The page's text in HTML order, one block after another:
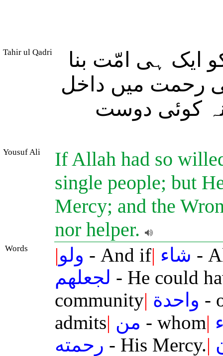
Tahir ul Qadri
ایک ہی امّت بنا
رحمت میں داخل
نہ کوئی دوست
Yousuf Ali
If Allah had so
single people; but
Mercy; and the
nor helper.
Words |ولو - And if| شاء -
لجعلهم - He could
community| واحدة -
admits| من - whom|
رحمته - His Mercy.|